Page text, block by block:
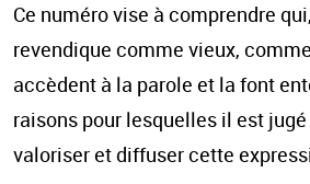
Ce numéro vise à comprendre
revendique comme vieux,
accèdent à la parole et la font
raisons pour lesquelles il est
valoriser et diffuser cette